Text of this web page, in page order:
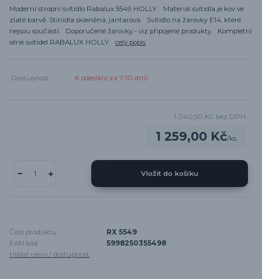
Moderní stropní svítidlo Rabalux 5549 HOLLY. Materiál svítidla je kov ve
zlaté barvě. Stínidla skleněná, jantarová. Svítidlo na žárovky E14, které
nejsou součástí. Doporučené žárovky - viz připojené produkty. Kompletní
série svítidel RABALUX HOLLY. celý popis
Dostupnost K odeslání za 7-10 dnů
1 259,00 Kč/ks
1 040,50 Kč bez DPH
Vložit do košíku
Číslo produktu:
RX 5549
EAN kód:
5998250355498
Hlídat cenu / dostupnost